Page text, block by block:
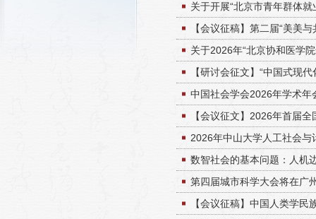
关于开展“北京市青年群体
【会议征稿】第二届“美美
关于2026年“北京协和医学
【研讨会征文】“中国式现
中国社会学会2026年学术年
【会议征文】2026年首届
2026年中山大学人工社会与
数智社会的基本问题：人机
第四届城市科学大会将在广
【会议征稿】中国人类学